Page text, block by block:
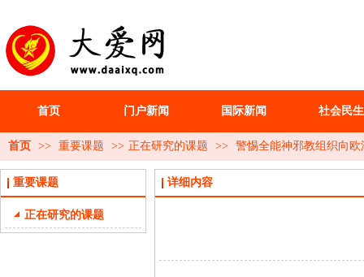
首页 门户新闻 国际新闻 社会民生
首页 >> 重要课题 >> 正在研究的课题 >> 警惕全能神邪教组织向欧
重要课题
正在研究的课题
详细内容